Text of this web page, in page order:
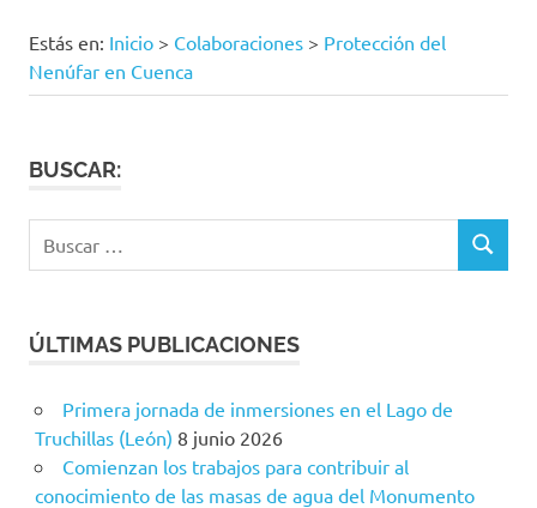
Estás en: Inicio > Colaboraciones > Protección del
Nenúfar en Cuenca
BUSCAR:
BUSCAR
ÚLTIMAS PUBLICACIONES
Primera jornada de inmersiones en el Lago de
Truchillas (León) 8 junio 2026
Comienzan los trabajos para contribuir al
conocimiento de las masas de agua del Monumento